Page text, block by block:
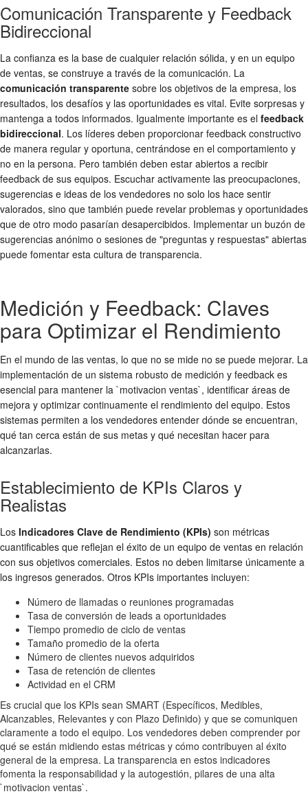
Comunicación Transparente y Feedback
Bidireccional
La confianza es la base de cualquier relación sólida, y en un equipo
de ventas, se construye a través de la comunicación. La
comunicación transparente sobre los objetivos de la empresa, los
resultados, los desafíos y las oportunidades es vital. Evite sorpresas y
mantenga a todos informados. Igualmente importante es el feedback
bidireccional. Los líderes deben proporcionar feedback constructivo
de manera regular y oportuna, centrándose en el comportamiento y
no en la persona. Pero también deben estar abiertos a recibir
feedback de sus equipos. Escuchar activamente las preocupaciones,
sugerencias e ideas de los vendedores no solo los hace sentir
valorados, sino que también puede revelar problemas y oportunidades
que de otro modo pasarían desapercibidos. Implementar un buzón de
sugerencias anónimo o sesiones de "preguntas y respuestas" abiertas
puede fomentar esta cultura de transparencia.
Medición y Feedback: Claves
para Optimizar el Rendimiento
En el mundo de las ventas, lo que no se mide no se puede mejorar. La
implementación de un sistema robusto de medición y feedback es
esencial para mantener la `motivacion ventas`, identificar áreas de
mejora y optimizar continuamente el rendimiento del equipo. Estos
sistemas permiten a los vendedores entender dónde se encuentran,
qué tan cerca están de sus metas y qué necesitan hacer para
alcanzarlas.
Establecimiento de KPIs Claros y
Realistas
Los Indicadores Clave de Rendimiento (KPIs) son métricas
cuantificables que reflejan el éxito de un equipo de ventas en relación
con sus objetivos comerciales. Estos no deben limitarse únicamente a
los ingresos generados. Otros KPIs importantes incluyen:
Número de llamadas o reuniones programadas
Tasa de conversión de leads a oportunidades
Tiempo promedio de ciclo de ventas
Tamaño promedio de la oferta
Número de clientes nuevos adquiridos
Tasa de retención de clientes
Actividad en el CRM
Es crucial que los KPIs sean SMART (Específicos, Medibles,
Alcanzables, Relevantes y con Plazo Definido) y que se comuniquen
claramente a todo el equipo. Los vendedores deben comprender por
qué se están midiendo estas métricas y cómo contribuyen al éxito
general de la empresa. La transparencia en estos indicadores
fomenta la responsabilidad y la autogestión, pilares de una alta
`motivacion ventas`.